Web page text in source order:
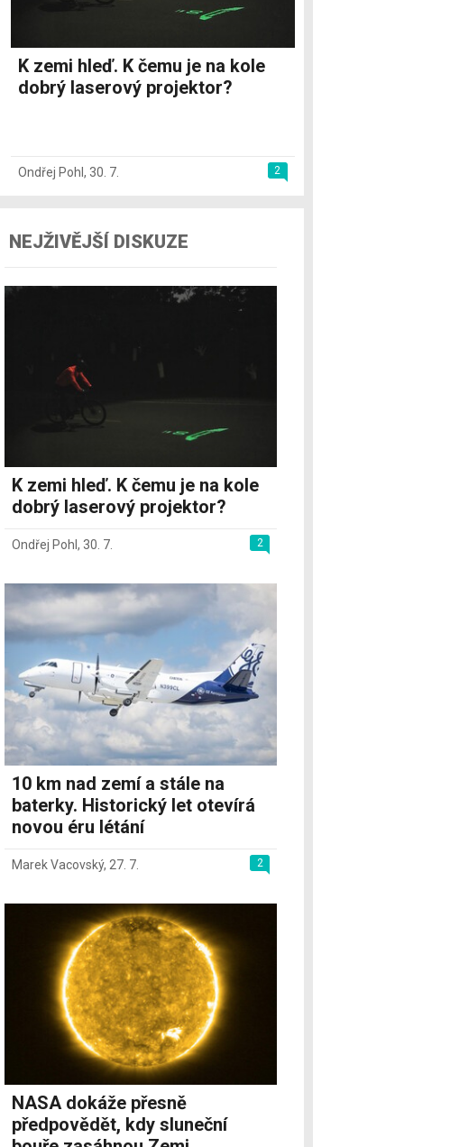
K zemi hleď. K čemu je na kole
dobrý laserový projektor?
2
Ondřej Pohl , 30. 7.
NEJŽIVĚJŠÍ DISKUZE
K zemi hleď. K čemu je na kole
dobrý laserový projektor?
2
Ondřej Pohl, 30. 7.
10 km nad zemí a stále na
baterky. Historický let otevírá
novou éru létání
2
Marek Vacovský, 27. 7.
NASA dokáže přesně
předpovědět, kdy sluneční